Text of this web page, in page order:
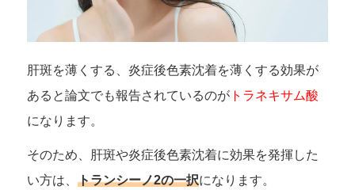
肝斑を薄くする、炎症後色素沈着を薄くする効果が
あると論文でも報告されているのがトラネキサム酸
になります。
そのため、肝斑や炎症後色素沈着に効果を発揮した
い方は、 トランシーノ2の一択になります。